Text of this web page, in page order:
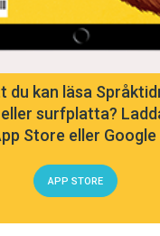
du kan läsa
surfplatta?
Store eller Google
APP STORE